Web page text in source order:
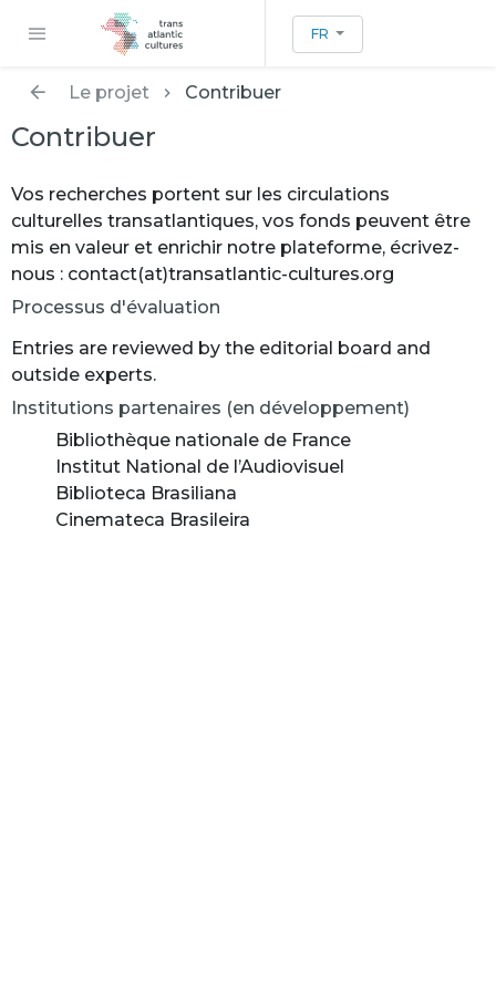
FR
Le projet Contribuer
Contribuer
Vos recherches portent sur les circulations
culturelles transatlantiques, vos fonds peuvent être
mis en valeur et enrichir notre plateforme, écrivez-
nous : contact(at)transatlantic-cultures.org
Processus d'évaluation
Entries are reviewed by the editorial board and
outside experts.
Institutions partenaires (en développement)
Bibliothèque nationale de France
Institut National de l’Audiovisuel
Biblioteca Brasiliana
Cinemateca Brasileira